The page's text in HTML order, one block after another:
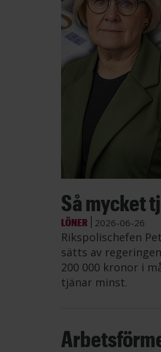
Så mycket
LÖNER 2026-06-26
Rikspolischefen
sätts av
200 000 kronor i
tjänar minst.